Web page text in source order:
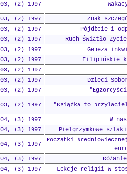
03, (2) 1997
03, (2) 1997
Znak
03, (2) 1997
Pójdźcie i
03, (2) 1997
Ruch Światło-
03, (2) 1997
Geneza
03, (2) 1997
Filipińskie
03, (2) 1997
03, (2) 1997
Dzieci
03, (2) 1997
03, (2) 1997 "Książka to
04, (3) 1997
W
04, (3) 1997
Pielgrzymkowe
04, (3) 1997
Początki
04, (3) 1997
04, (3) 1997
Lekcje religii w